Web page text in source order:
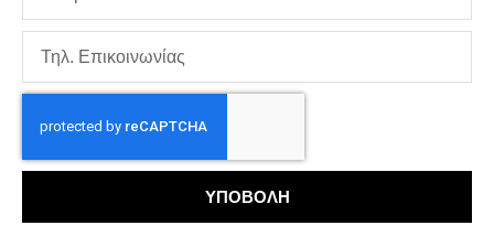
ΥΠΟΒΟΛΗ